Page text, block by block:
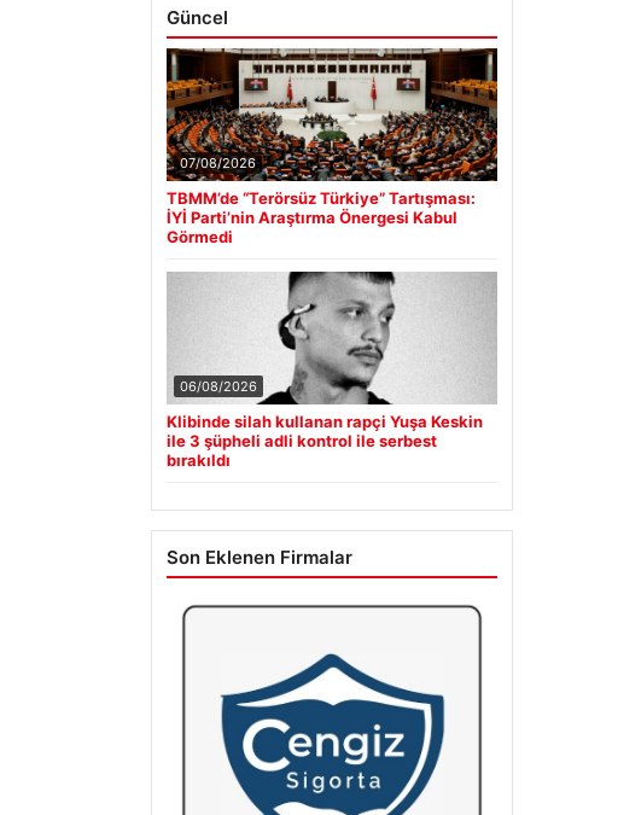
Güncel
07/08/2026
TBMM’de “Terörsüz Türkiye” Tartışması:
İYİ Parti’nin Araştırma Önergesi Kabul
Görmedi
06/08/2026
Klibinde silah kullanan rapçi Yuşa Keskin
ile 3 şüpheli adli kontrol ile serbest
bırakıldı
Son Eklenen Firmalar